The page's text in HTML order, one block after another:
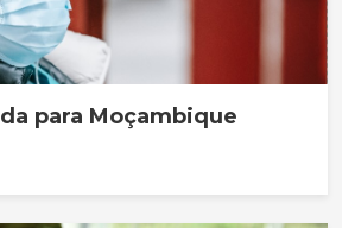
para Moçambique